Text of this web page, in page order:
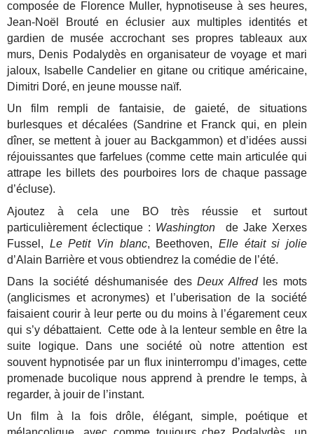
composée de Florence Muller, hypnotiseuse à ses heures,
Jean-Noël Brouté en éclusier aux multiples identités et
gardien de musée accrochant ses propres tableaux aux
murs, Denis Podalydès en organisateur de voyage et mari
jaloux, Isabelle Candelier en gitane ou critique américaine,
Dimitri Doré, en jeune mousse naïf.
Un film rempli de fantaisie, de gaieté, de situations
burlesques et décalées (Sandrine et Franck qui, en plein
dîner, se mettent à jouer au Backgammon) et d’idées aussi
réjouissantes que farfelues (comme cette main articulée qui
attrape les billets des pourboires lors de chaque passage
d’écluse).
Ajoutez à cela une BO très réussie et surtout
particulièrement éclectique : Washington de Jake Xerxes
Fussel, Le Petit Vin blanc, Beethoven, Elle était si jolie
d’Alain Barrière et vous obtiendrez la comédie de l’été.
Dans la société déshumanisée desDeux Alfredles mots
(anglicismes et acronymes) et l’uberisation de la société
faisaient courir à leur perte ou du moins à l’égarement ceux
qui s’y débattaient. Cette ode à la lenteur semble en être la
suite logique. Dans une société où notre attention est
souvent hypnotisée par un flux ininterrompu d’images, cette
promenade bucolique nous apprend à prendre le temps, à
regarder, à jouir de l’instant.
Un film à la fois drôle, élégant, simple, poétique et